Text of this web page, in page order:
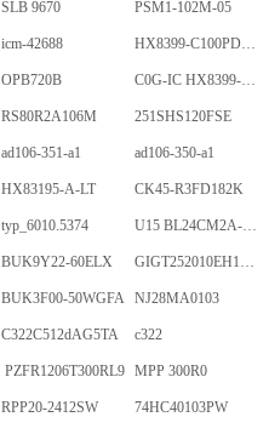
SLB 9670 PSM1-102M-05
icm-42688 HX8399-C100PD1700-GP
OPB720B C0G-IC HX8399-C100PD1700-GP
RS80R2A106M 251SHS120FSE
ad106-351-a1 ad106-350-a1
HX83195-A-LT CK45-R3FD182K
typ_6010.5374 U15 BL24CM2A-PARC
BUK9Y22-60ELX GIGT252010EH1R0MNE
BUK3F00-50WGFA NJ28MA0103
C322C512dAG5TA c322
PZFR1206T300RL9 MPP 300R0
RPP20-2412SW 74HC40103PW